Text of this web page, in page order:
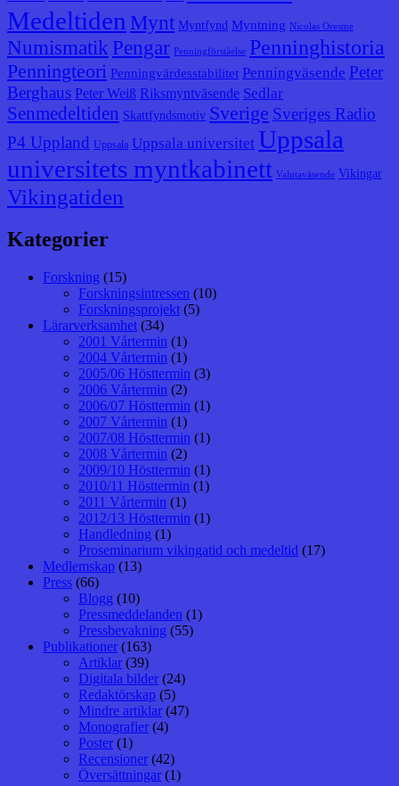
Medeltiden Mynt Myntfynd Myntning Nicolas Oresme
Numismatik Pengar Penningförståelse Penninghistoria
Penningteori Penningvärdesstabilitet Penningväsende Peter
Berghaus Peter Weiß Riksmyntväsende Sedlar
Senmedeltiden Skattfyndsmotiv Sverige Sveriges Radio
P4 Uppland Uppsala Uppsala universitet Uppsala
universitets myntkabinett Valutaväsende Vikingar
Vikingatiden
Kategorier
Forskning (15)
Forskningsintressen (10)
Forskningsprojekt (5)
Lärarverksamhet (34)
2001 Vårtermin (1)
2004 Vårtermin (1)
2005/06 Hösttermin (3)
2006 Vårtermin (2)
2006/07 Hösttermin (1)
2007 Vårtermin (1)
2007/08 Hösttermin (1)
2008 Vårtermin (2)
2009/10 Hösttermin (1)
2010/11 Hösttermin (1)
2011 Vårtermin (1)
2012/13 Hösttermin (1)
Handledning (1)
Proseminarium vikingatid och medeltid (17)
Medlemskap (13)
Press (66)
Blogg (10)
Pressmeddelanden (1)
Pressbevakning (55)
Publikationer (163)
Artiklar (39)
Digitala bilder (24)
Redaktörskap (5)
Mindre artiklar (47)
Monografier (4)
Poster (1)
Recensioner (42)
Översättningar (1)